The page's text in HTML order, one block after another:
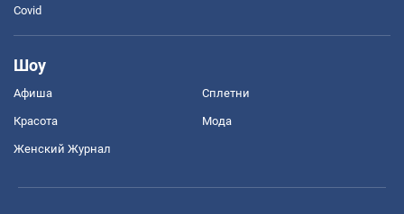
Covid
Шоу
Афиша Сплетни
Красота Мода
Женский Журнал